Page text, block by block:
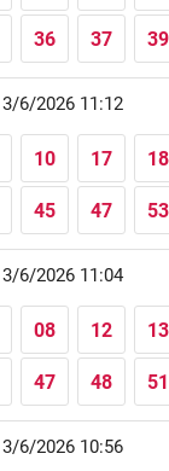
36 37 39
3/6/2026 11:12
10 17 18
45 47 53
3/6/2026 11:04
08 12 13
47 48 51
3/6/2026 10:56